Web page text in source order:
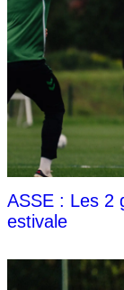
ASSE : Les 2
estivale